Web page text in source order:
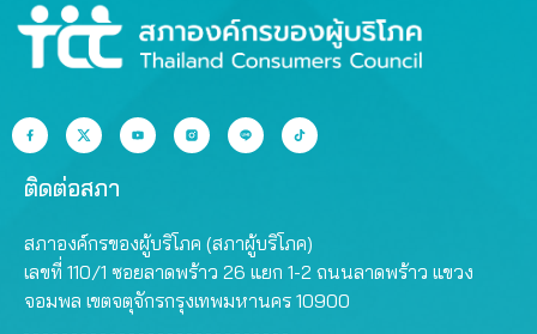
ติดต่อสภา
สภาองค์กรของผู้บริโภค (สภาผู้บริโภค)
เลขที่ 110/1 ซอยลาดพร้าว 26 แยก 1-2 ถนนลาดพร้าว แขวง
จอมพล เขตจตุจักรกรุงเทพมหานคร 10900